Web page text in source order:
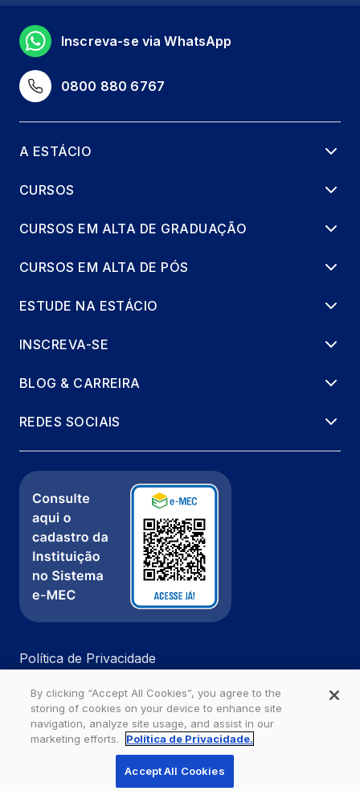
0800 880 6767
Inscreva-se via WhatsApp
A ESTÁCIO
CURSOS
CURSOS EM ALTA DE GRADUAÇÃO
CURSOS EM ALTA DE PÓS
ESTUDE NA ESTÁCIO
INSCREVA-SE
BLOG & CARREIRA
REDES SOCIAIS
Política de Privacidade
Ouvidoria
Estácio - Todos os direitos reservados
By clicking “Accept All Cookies”, you agree to the
storing of cookies on your device to enhance site
navigation, analyze site usage, and assist in our
marketing efforts.
Política de Privacidade.
Accept All Cookies